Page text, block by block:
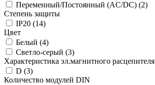
Переменный/Постоянный (AC/DC) (2)
Степень защиты
IP20 (14)
Цвет
Белый (4)
Светло-серый (3)
Характеристика эл.магнитного расцепителя
D (3)
Количество модулей DIN